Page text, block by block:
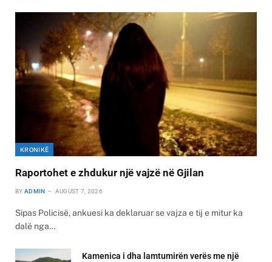
KRONIKË
Raportohet e zhdukur një vajzë në Gjilan
BY ADMIN AUGUST 7, 2026
Sipas Policisë, ankuesi ka deklaruar se vajza e tij e mitur ka
dalë nga…
Kamenica i dha lamtumirën verës me një